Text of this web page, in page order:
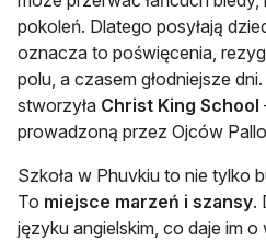
pokoleń. Dlatego posyłają
oznacza to poświęcenia,
polu, a czasem głodniejsze
stworzyła Christ King School
prowadzoną przez Ojców
Szkoła w Phuvkiu to nie tylko
To miejsce marzeń i szansy.
języku angielskim, co daje im